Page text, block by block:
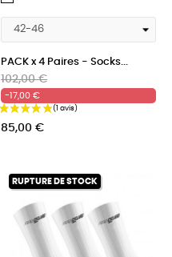
PACK x 4 Paires - Socks...
Prix
habituel
102,00 €
-17,00 €
Prix
85,00 €
RUPTURE DE STOCK